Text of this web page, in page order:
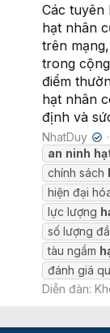
Các tuyên
hạt nhân
trên
trong
điểm
hạt nhân
định và
NhatDuy ✔
an ninh
chính sách
hiện đại
lực lượng
số lượng
tàu ngầm
đánh giá
Diễn đàn: